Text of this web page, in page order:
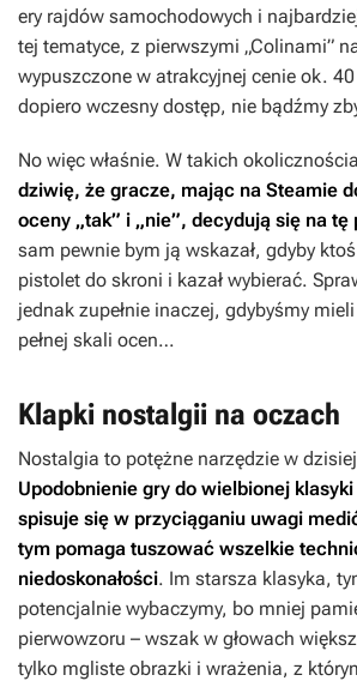
ery rajdów samochodowych i
tej tematyce, z pierwszymi „Colinami”
wypuszczone w atrakcyjnej cenie ok. 40
dopiero wczesny dostęp, nie bądźmy
No więc właśnie. W takich
dziwię, że gracze, mając na Steamie
oceny „tak” i „nie”, decydują się na tę
sam pewnie bym ją wskazał, gdyby
pistolet do skroni i kazał wybierać.
jednak zupełnie inaczej, gdybyśmy
pełnej skali ocen…
Klapki nostalgii na oczach
Nostalgia to potężne narzędzie w
Upodobnienie gry do wielbionej
spisuje się w przyciąganiu uwagi
tym pomaga tuszować wszelkie
niedoskonałości. Im starsza klasyka,
potencjalnie wybaczymy, bo mniej
pierwowzoru – wszak w głowach
tylko mgliste obrazki i wrażenia, z